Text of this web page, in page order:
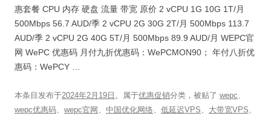
惠套餐 CPU 内存 硬盘 流量 带宽 原价 2 vCPU 1G 10G 1T/月
500Mbps 56.7 AUD/季 2 vCPU 2G 30G 2T/月 500Mbps 113.7
AUD/季 2 vCPU 2G 40G 5T/月 500Mbps 89.9 AUD/月 WEPC官
网 WePC 优惠码 月付九折优惠码：WePCMON90； 年付八折优
惠码：WePCY …
本条目发布于2024年2月19日 。属于优惠促销分类，被贴了 wepc、
wepc优惠码、 wepc官网 、 中国优化网络、 低延迟VPS、 大带宽VPS、